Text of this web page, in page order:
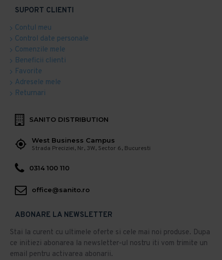
SUPORT CLIENTI
Contul meu
Control date personale
Comenzile mele
Beneficii clienti
Favorite
Adresele mele
Returnari
SANITO DISTRIBUTION
West Business Campus
Strada Preciziei, Nr, 3W, Sector 6, Bucuresti
0314 100 110
office@sanito.ro
ABONARE LA NEWSLETTER
Stai la curent cu ultimele oferte si cele mai noi produse. Dupa
ce initiezi abonarea la newsletter-ul nostru iti vom trimite un
email pentru activarea abonarii.